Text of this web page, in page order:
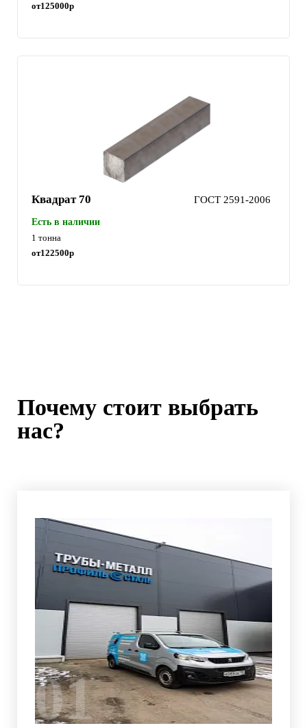
от125000р
Квадрат 70 ГОСТ 2591-2006
Есть в наличии
1 тонна
от122500р
Почему стоит выбрать
нас?
01